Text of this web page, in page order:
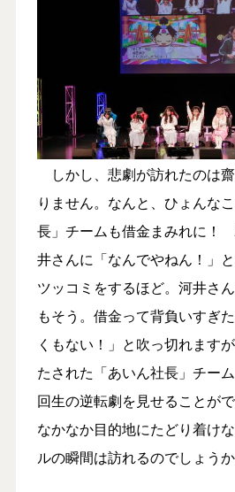
しかし、悲劇が訪れたのは
りません。なんと、ひょんな
長」チームも借金まみれに！
井さんに「なんでやねん！」
ツッコミをするほど。河井さ
もそう。借金って背負いすぎ
くもない！」と吹っ切れます
たされた「あいん社長」チー
回生の逆転劇を見せることが
なかなか目的地にたどり着け
ルの瞬間は訪れるのでしょう